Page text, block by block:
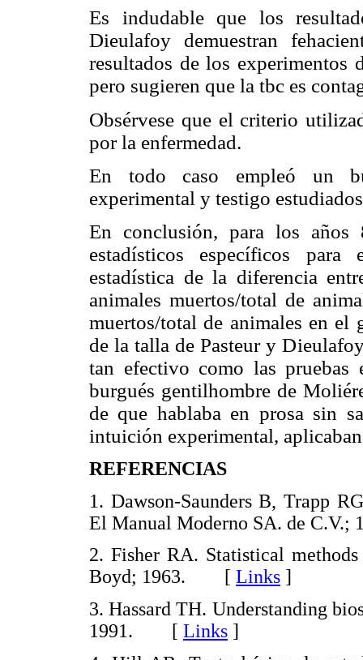
Es indudable que los
Dieulafoy demuestran
resultados de los experimentos
pero sugieren que la tbc es
Obsérvese que el criterio
por la enfermedad.
En todo caso empleó un
experimental y testigo
En conclusión, para los
estadísticos específicos
estadística de la diferencia
animales muertos/total de
muertos/total de animales en el
de la talla de Pasteur y
tan efectivo como las pruebas
burgués gentilhombre de
de que hablaba en prosa sin
intuición experimental,
REFERENCIAS
1. Dawson-Saunders B, Trapp
El Manual Moderno SA. de
2. Fisher RA. Statistical
Boyd; 1963. [ Links ]
3. Hassard TH. Understanding
1991. [ Links ]